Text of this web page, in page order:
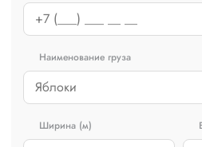
Наименование груза
Ширина (м)